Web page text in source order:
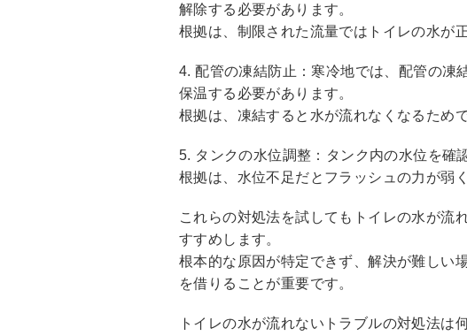
解除する必要があります。
根拠は、制限された流量ではトイレの水が
4. 配管の凍結防止：寒冷地では、配管の凍
保温する必要があります。
根拠は、凍結すると水が流れなくなるためで
5. タンクの水位調整：タンク内の水位を確
根拠は、水位不足だとフラッシュの力が弱
これらの対処法を試してもトイレの水が流
すすめします。
根本的な原因が特定できず、解決が難しい
を借りることが重要です。
トイレの水が流れないトラブルの対処法は